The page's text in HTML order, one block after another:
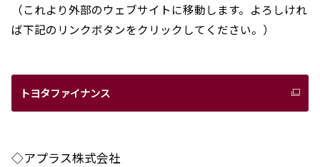
（これより外部のウェブサイトに移動します。よろしけれ
ば下記のリンクボタンをクリックしてください。）
トヨタファイナンス
◇アプラス株式会社